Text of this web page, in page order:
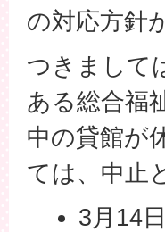
の対応方針
つきまして
ある総合福
中の貸館が
ては、中止
3月14